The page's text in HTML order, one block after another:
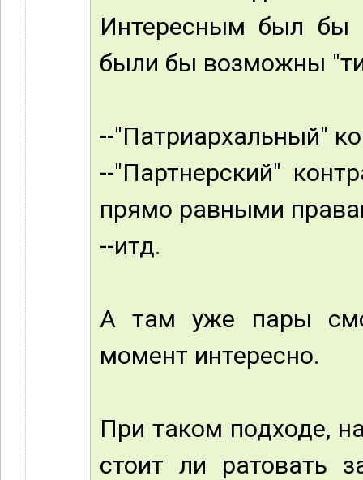
Интересным был бы
были бы возможны
--"Патриархальный"
--"Партнерский"
прямо равными
--итд.
А там уже пары
момент интересно.
При таком подходе,
стоит ли ратовать